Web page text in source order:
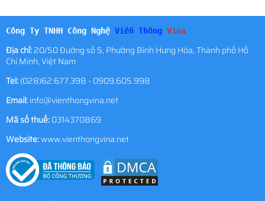
Công Ty TNHH Công Nghệ Viễn Thông Vina
Địa chỉ:20/50 Đường số 5, Phường Bình Hưng Hòa, Thành phố Hồ
Chí Minh, Việt Nam
Tel:(028)62.677.398 - 0909.605.998
Email:info@vienthongvina.net
Mã số thuế:0314370869
Website:www.vienthongvina.net